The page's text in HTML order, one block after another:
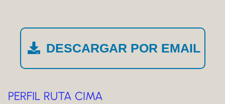
DESCARGAR POR EMAIL
PERFIL RUTA CIMA